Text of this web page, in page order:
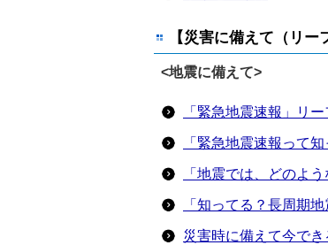
【災害に備えて（リー
<地震に備えて>
「緊急地震速報」リ
「緊急地震速報って
「地震では、どのよ
「知ってる？長周期地
災害時に備えて今で